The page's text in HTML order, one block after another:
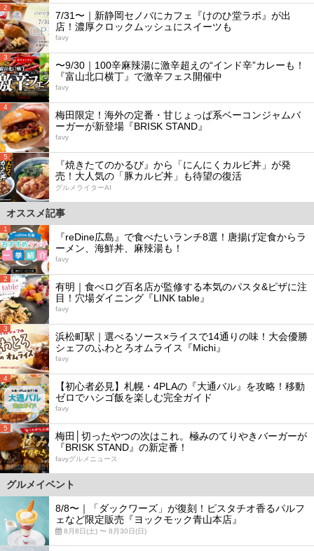
2
7/31〜｜新静岡セノバにカフェ『けのひ堂ラボ』が出
店！濃厚クロックムッシュにスイーツも
favy
3
〜9/30｜100辛麻辣湯に激辛超えの“インド辛”カレーも！
『富山北口横丁』で激辛フェス開催中
favy
4
梅田限定！海外の定番・甘じょっぱ系ベーコンジャムバ
ーガーが新登場『BRISK STAND』
favy
5
『焼きたてのかるび』から「にんにくカルビ丼」が発
売！大人気の「豚カルビ丼」も待望の復活
グルメライターAI
オススメ記事
1
『reDine広島』で食べたいランチ8選！唐揚げ定食からラ
ーメン、海鮮丼、麻辣湯も！
favy
2
有明｜食べログ百名店が監修する本気のパスタ&ピザに注
目！穴場ダイニング『LINK table』
favy
3
浜松町駅｜選べるソース×ライスで14通りの味！大会優勝
シェフのふわとろオムライス『Michi』
favy
4
【初心者必見】札幌・4PLAの『大通バル』を攻略！移動
ゼロでハシゴ飯を楽しむ完全ガイド
favy
5
梅田│切ったやつの次はこれ。極みのてりやきバーガーが
『BRISK STAND』の新定番！
favyグルメニュース
グルメイベント
8/8〜｜「ダックワーズ」が復刻！ピスタチオ香るパルフ
ェなど限定販売『ヨックモック青山本店』
8月8日(土) 〜 8月30日(日)